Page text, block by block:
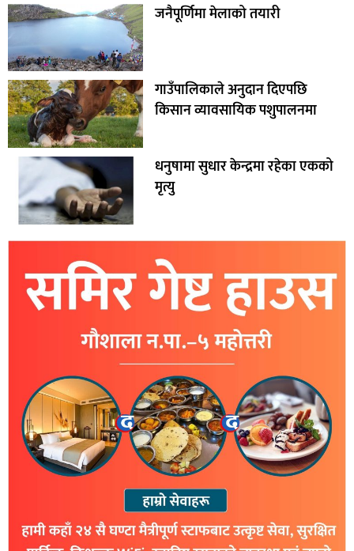
जनैपूर्णिमा मेलाको तयारी
गाउँपालिकाले अनुदान दिएपछि
किसान व्यावसायिक पशुपालनमा
धनुषामा सुधार केन्द्रमा रहेका एकको
मृत्यु